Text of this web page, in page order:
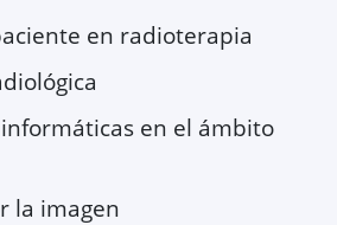
en radioterapia
en el ámbito
la imagen